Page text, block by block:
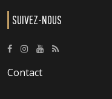
SUIVEZ-NOUS
Contact